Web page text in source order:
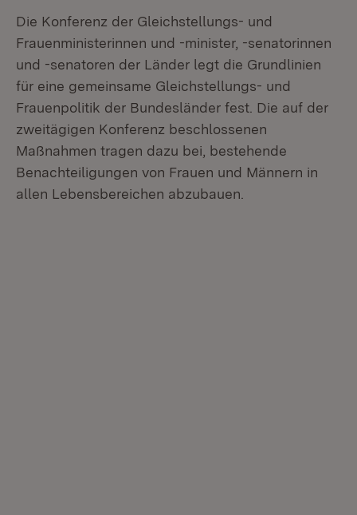
Die Konferenz der Gleichstellungs- und
Frauenministerinnen und -minister, -senatorinnen
und -senatoren der Länder legt die Grundlinien
für eine gemeinsame Gleichstellungs- und
Frauenpolitik der Bundesländer fest. Die auf der
zweitägigen Konferenz beschlossenen
Maßnahmen tragen dazu bei, bestehende
Benachteiligungen von Frauen und Männern in
allen Lebensbereichen abzubauen.